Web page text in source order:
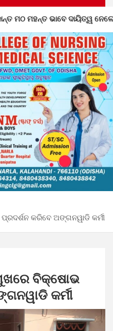
ଦାସଜୀ ମହାରାଜ
କରିବେ ଅଙ୍ଗନୱାଡି କର୍ମୀ
ବିକ୍ଷୋଭ
କର୍ମୀ